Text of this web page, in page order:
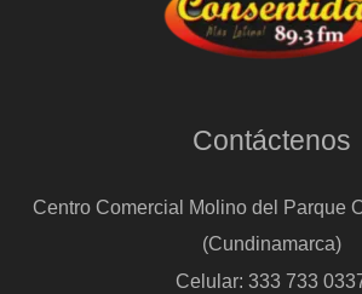
Contáctenos
Centro Comercial Molino del Parque
(Cundinamarca)
Celular: 333 733